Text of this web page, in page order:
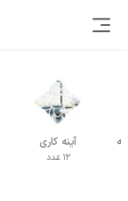
آینه کاری
12 عدد